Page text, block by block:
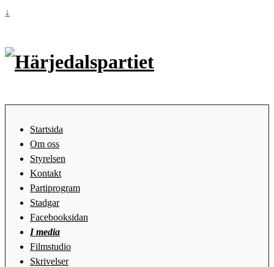
↓
Startsida
Om oss
Styrelsen
Kontakt
Partiprogram
Stadgar
Facebooksidan
I media
Filmstudio
Skrivelser